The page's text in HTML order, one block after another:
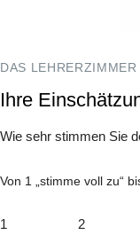
DAS
Ihre
Wie sehr stimmen Sie
Von 1 „stimme voll zu“
1 2